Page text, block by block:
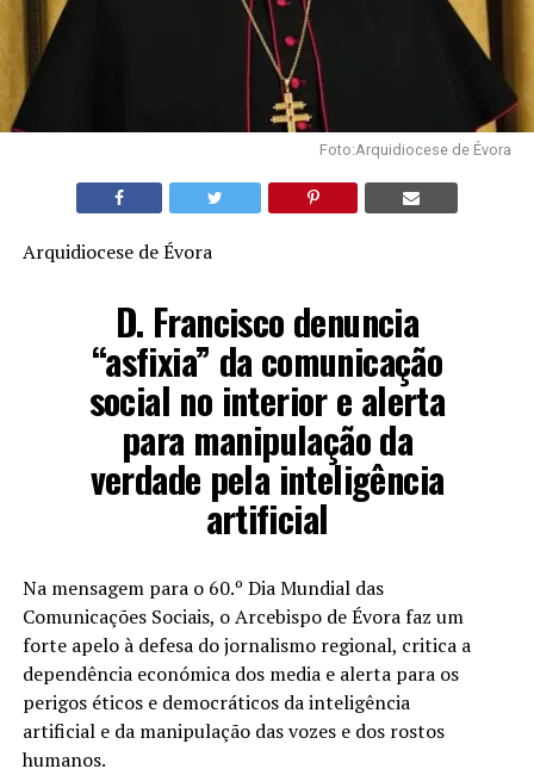
Foto:Arquidiocese de Évora
Arquidiocese de Évora
D. Francisco denuncia
“asfixia” da comunicação
social no interior e alerta
para manipulação da
verdade pela inteligência
artificial
Na mensagem para o 60.º Dia Mundial das
Comunicações Sociais, o Arcebispo de Évora faz um
forte apelo à defesa do jornalismo regional, critica a
dependência económica dos media e alerta para os
perigos éticos e democráticos da inteligência
artificial e da manipulação das vozes e dos rostos
humanos.